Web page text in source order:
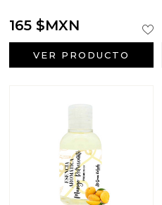
165 $MXN
VER PRODUCTO